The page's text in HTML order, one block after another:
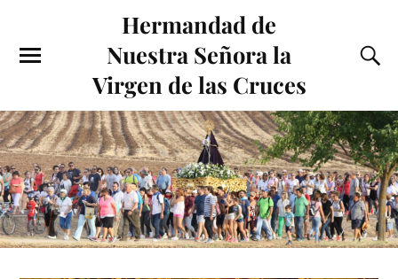
Hermandad de
Nuestra Señora la
Virgen de las Cruces